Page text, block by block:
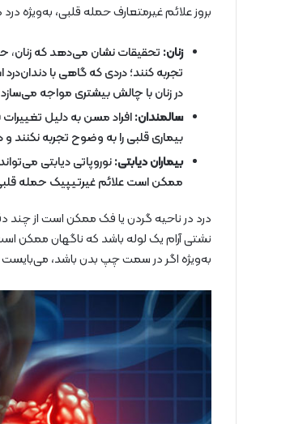
بروز علائم غیرمتعارف حمله قلبی، به‌ویژه
زنان: تحقیقات نشان می‌دهد که زنان،
تجربه کنند؛ دردی که گاهی با
در زنان با چالش بیشتری مواجه
سالمندان:افراد مسن به دلیل
بیماری قلبی را به وضوح تجربه نکنند
بیماران دیابتی:نوروپاتی دیابتی
ممکن است علائم غیرتیپیک حمله قلبی
درد در ناحیه گردن یا فک ممکن است از
نشتی آرام یک لوله باشد که ناگهان ممکن
به‌ویژه اگر در سمت چپ بدن باشد،